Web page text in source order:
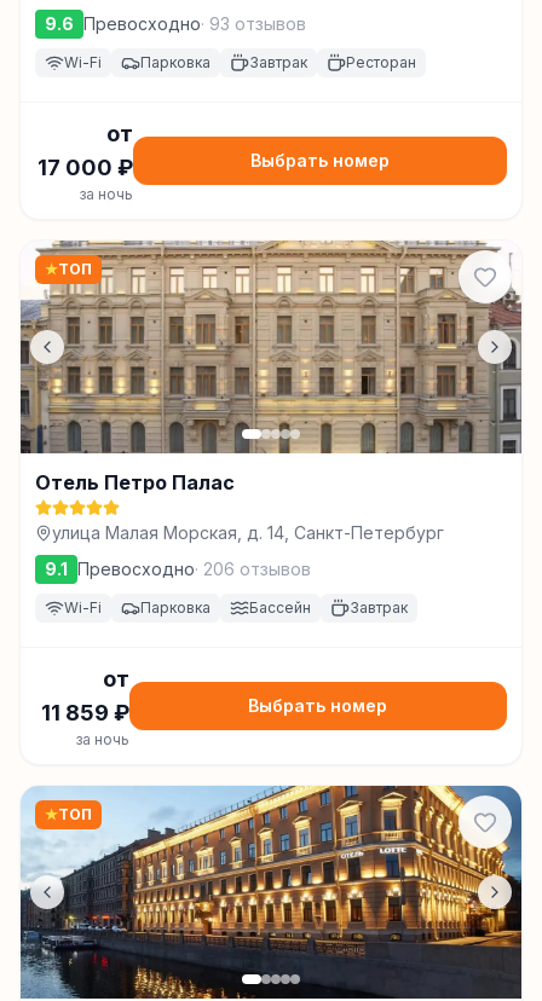
Петербург
9.6 Превосходно· 93 отзывов
Wi-Fi Парковка Завтрак Ресторан
от
17 000 ₽
за ночь
Выбрать номер
★ТОП
Отель Петро Палас
улица Малая Морская, д. 14, Санкт-Петербург
9.1 Превосходно· 206 отзывов
Wi-Fi Парковка Бассейн Завтрак
от
11 859 ₽
за ночь
Выбрать номер
★ТОП